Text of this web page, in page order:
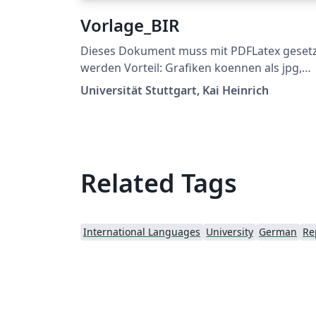
Vorlage_BIR
Dieses Dokument muss mit PDFLatex
werden Vorteil: Grafiken koennen als jpg,
png, ... verwendet werden und die Links im
Dokument sind auch gleich richtig
Universität Stuttgart, Kai Heinrich
Related Tags
International Languages University German